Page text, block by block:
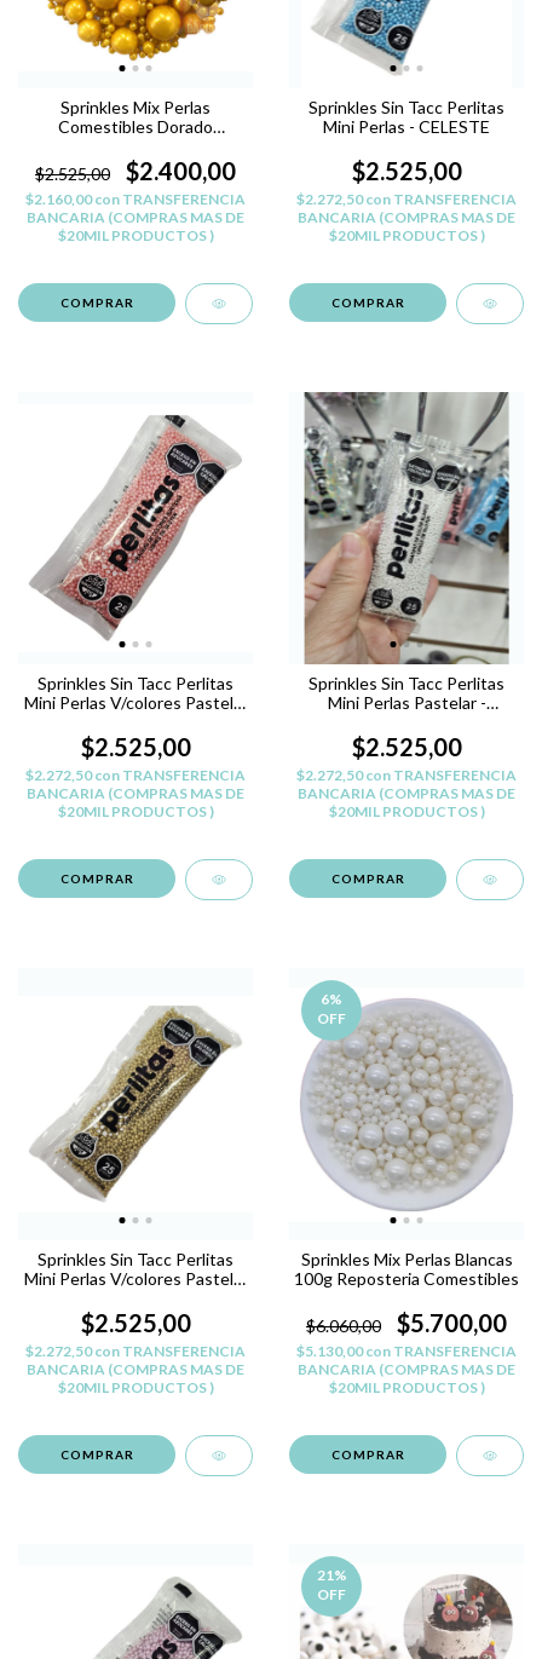
Sprinkles Mix Perlas
Comestibles Dorado
$2.525,00
$2.400,00
$2.160,00con TRANSFERENCIA
BANCARIA (COMPRAS MAS DE
$20MIL PRODUCTOS )
Sprinkles Sin Tacc Perlitas
Mini Perlas - CELESTE
$2.525,00
$2.272,50con TRANSFERENCIA
BANCARIA (COMPRAS MAS DE
$20MIL PRODUCTOS )
Sprinkles Sin Tacc Perlitas
Mini Perlas V/colores Pastelar
SIN TACC
$2.525,00
$2.272,50con TRANSFERENCIA
BANCARIA (COMPRAS MAS DE
$20MIL PRODUCTOS )
Sprinkles Sin Tacc Perlitas
Mini Perlas Pastelar -
$2.525,00
$2.272,50con TRANSFERENCIA
BANCARIA (COMPRAS MAS DE
$20MIL PRODUCTOS )
Sprinkles Sin Tacc Perlitas
Mini Perlas V/colores Pastelar
PERLITAS SIN TACC
$2.525,00
$2.272,50con TRANSFERENCIA
BANCARIA (COMPRAS MAS DE
$20MIL PRODUCTOS )
6%
OFF
Sprinkles Mix Perlas Blancas
100g Reposteria Comestibles
$6.060,00 $5.700,00
$5.130,00con TRANSFERENCIA
BANCARIA (COMPRAS MAS DE
$20MIL PRODUCTOS )
21%
OFF